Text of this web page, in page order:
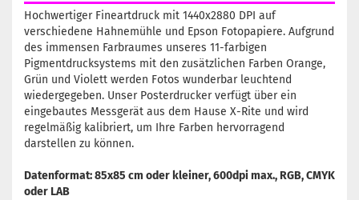
Hochwertiger Fineartdruck mit 1440x2880 DPI auf
verschiedene Hahnemühle und Epson Fotopapiere. Aufgrund
des immensen Farbraumes unseres 11-farbigen
Pigmentdrucksystems mit den zusätzlichen Farben Orange,
Grün und Violett werden Fotos wunderbar leuchtend
wiedergegeben. Unser Posterdrucker verfügt über ein
eingebautes Messgerät aus dem Hause X-Rite und wird
regelmäßig kalibriert, um Ihre Farben hervorragend
darstellen zu können.
Datenformat: 85x85 cm oder kleiner, 600dpi max., RGB, CMYK
oder LAB